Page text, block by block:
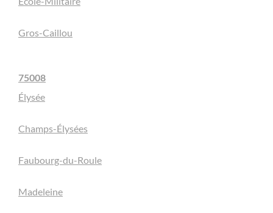
Gros-Caillou
75008
Élysée
Champs-Élysées
Faubourg-du-Roule
Madeleine